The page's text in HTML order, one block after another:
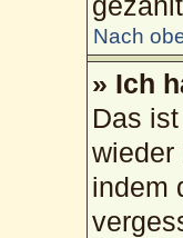
Nach
» Ich
Das
wieder
indem